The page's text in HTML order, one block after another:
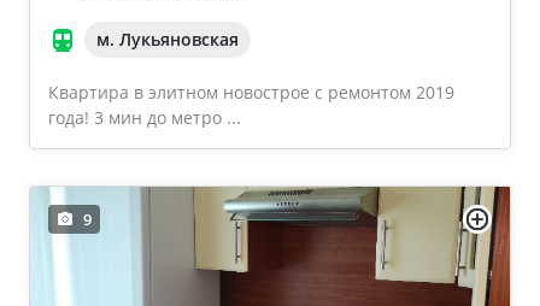
м. Лукьяновская
Квартира в элитном новострое с ремонтом 2019
года! 3 мин до метро ...
9